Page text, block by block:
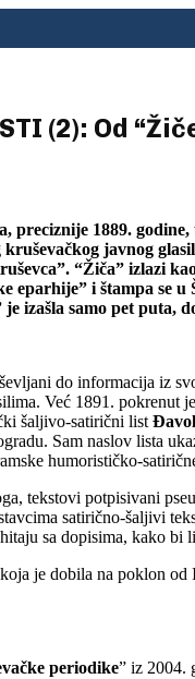
(2): Od
preciznije 1889.
javnog
“Žiča” izlazi
eparhije” i štampa se
izašla samo pet puta,
do informacija iz
Već 1891. pokrenut
šaljivo-satirični list
Sam naslov lista
humorističko-
tekstovi potpisivani
satirično-šaljivi
sa dopisima, kako bi
je dobila na poklon od
periodike” iz 2004.